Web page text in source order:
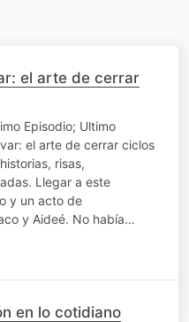
el arte de cerrar
Episodio; Ultimo
el arte de cerrar ciclos
risas,
Llegar a este
y un acto de
y Aideé. No había…
en lo cotidiano